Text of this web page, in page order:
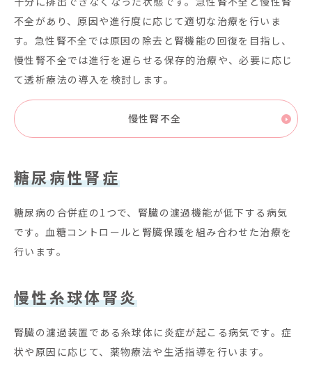
不全があり、原因や進行度に応じて適切な治療を行いま
す。急性腎不全では原因の除去と腎機能の回復を目指し、
慢性腎不全では進行を遅らせる保存的治療や、必要に応じ
て透析療法の導入を検討します。
慢性腎不全
糖尿病性腎症
糖尿病の合併症の1つで、腎臓の濾過機能が低下する病気
です。血糖コントロールと腎臓保護を組み合わせた治療を
行います。
慢性糸球体腎炎
腎臓の濾過装置である糸球体に炎症が起こる病気です。症
状や原因に応じて、薬物療法や生活指導を行います。